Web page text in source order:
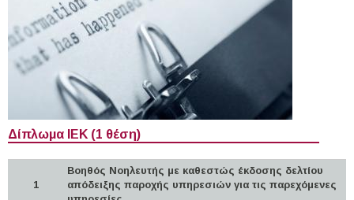
Δίπλωμα ΙΕΚ (1 θέση)
1
Βοηθός Νοηλευτής με καθεστώς έκδοσης δελτίου
απόδειξης παροχής υπηρεσιών για τις παρεχόμενες